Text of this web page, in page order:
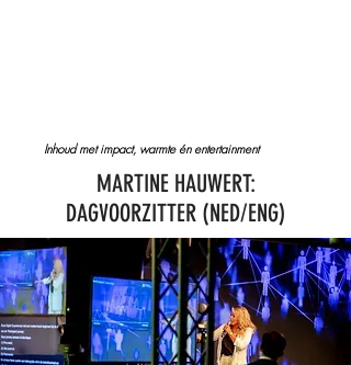
Inhoud met impact, warmte én entertainment
MARTINE HAUWERT:
DAGVOORZITTER (NED/ENG)